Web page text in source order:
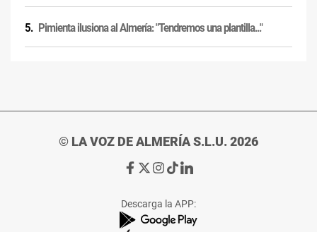
Pimienta ilusiona al Almería: "Tendremos una plantilla..."
© LA VOZ DE ALMERÍA S.L.U. 2026
Ir
de
La
Ir
de
La
Ir
de
La
Ir
de
La
Ir
de
La
Descarga la APP: